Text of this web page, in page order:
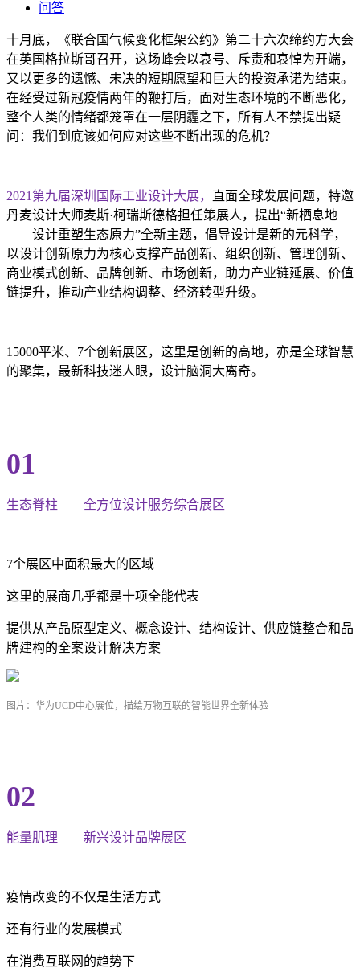
问答
十月底，《联合国气候变化框架公约》第二十六次缔约方大会
在英国格拉斯哥召开，这场峰会以哀号、斥责和哀悼为开端，
又以更多的遗憾、未决的短期愿望和巨大的投资承诺为结束。
在经受过新冠疫情两年的鞭打后，面对生态环境的不断恶化，
整个人类的情绪都笼罩在一层阴霾之下，所有人不禁提出疑
问：我们到底该如何应对这些不断出现的危机？
2021第九届深圳国际工业设计大展， 直面全球发展问题，特邀
丹麦设计大师麦斯·柯瑞斯德格担任策展人，提出“新栖息地
——设计重塑生态原力”全新主题，倡导设计是新的元科学，
以设计创新原力为核心支撑产品创新、组织创新、管理创新、
商业模式创新、品牌创新、市场创新，助力产业链延展、价值
链提升，推动产业结构调整、经济转型升级。
15000平米、7个创新展区，这里是创新的高地，亦是全球智慧
的聚集，最新科技迷人眼，设计脑洞大离奇。
01
生态脊柱——全方位设计服务综合展区
7个展区中面积最大的区域
这里的展商几乎都是十项全能代表
提供从产品原型定义、概念设计、结构设计、供应链整合和品
牌建构的全案设计解决方案
图片：华为UCD中心展位，描绘万物互联的智能世界全新体验
02
能量肌理——新兴设计品牌展区
疫情改变的不仅是生活方式
还有行业的发展模式
在消费互联网的趋势下